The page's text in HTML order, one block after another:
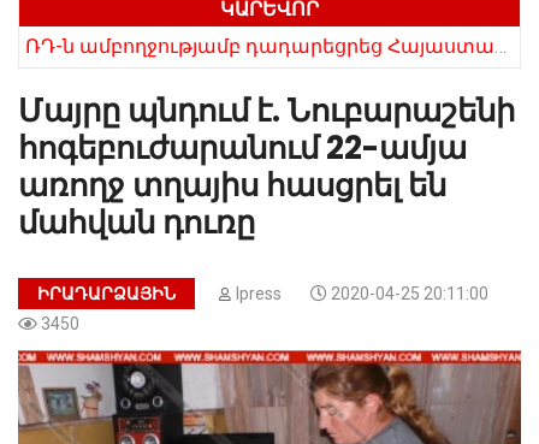
ԿԱՐԵՎՈՐ
Մայրը պնդում է. Նուբարաշենի
հոգեբուժարանում 22-ամյա
առողջ տղայիս հասցրել են
մահվան դուռը
ԻՐԱԴԱՐՁԱՅԻՆ Ipress
2020-04-25 20:11:00
3450